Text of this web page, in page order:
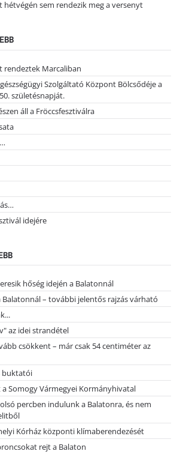
hétvégén sem rendezik meg a versenyt
rendeztek Marcaliban
Szolgáltató Központ Bölcsődéje a
születésnapját.
áll a Fröccsfesztiválra
idejére
hőség idején a Balatonnál
– további jelentős rajzás várható
az idei strandétel
csökkent – már csak 54 centiméter az
buktatói
Somogy Vármegyei Kormányhivatal
percben indulunk a Balatonra, és nem
Kórház központi klímaberendezését
rejt a Balaton